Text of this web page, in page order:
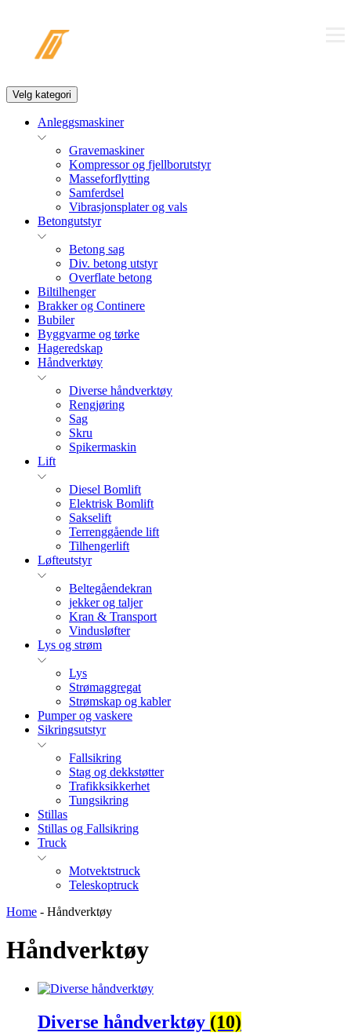
Velg kategori
Anleggsmaskiner
Gravemaskiner
Kompressor og fjellborutstyr
Masseforflytting
Samferdsel
Vibrasjonsplater og vals
Betongutstyr
Betong sag
Div. betong utstyr
Overflate betong
Biltilhenger
Brakker og Continere
Bubiler
Byggvarme og tørke
Hageredskap
Håndverktøy
Diverse håndverktøy
Rengjøring
Sag
Skru
Spikermaskin
Lift
Diesel Bomlift
Elektrisk Bomlift
Sakselift
Terrenggående lift
Tilhengerlift
Løfteutstyr
Beltegåendekran
jekker og taljer
Kran & Transport
Vindusløfter
Lys og strøm
Lys
Strømaggregat
Strømskap og kabler
Pumper og vaskere
Sikringsutstyr
Fallsikring
Stag og dekkstøtter
Trafikksikkerhet
Tungsikring
Stillas
Stillas og Fallsikring
Truck
Motvektstruck
Teleskoptruck
Home - Håndverktøy
Håndverktøy
Diverse håndverktøy (10)